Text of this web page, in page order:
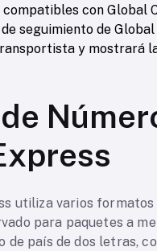
compatibles con Global
seguimiento de
y mostrará
utiliza varios
para paquetes a
de país de dos letras,